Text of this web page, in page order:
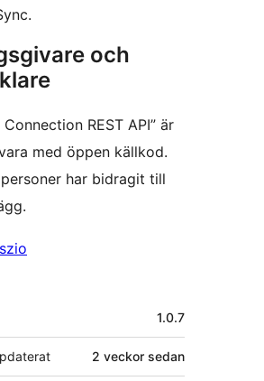
och
Connection REST API” är
med öppen källkod.
har bidragit till
1.0.7
2 veckor sedan